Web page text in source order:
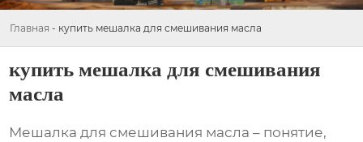
Главная - купить мешалка для смешивания масла
купить мешалка для смешивания
масла
Мешалка для смешивания масла – понятие,